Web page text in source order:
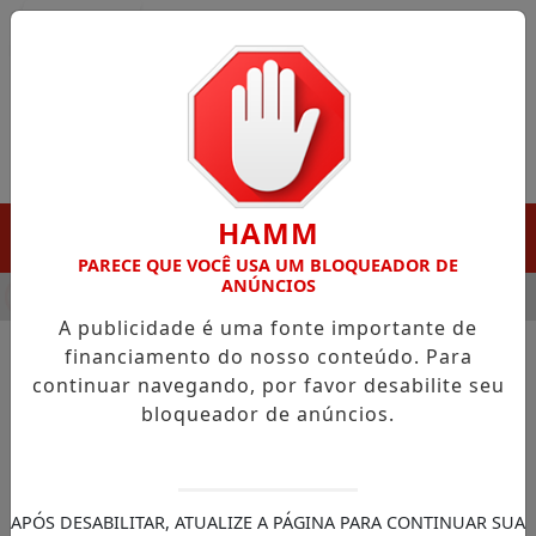
EM PORTO GRANDE COM ATUAÇÃO VOLTADA AO
NOTÍCIAS/GOVERNO DO AMAPÁ
Clécio apresenta ao
construção do maior centro
HAMM
PARECE QUE VOCÊ USA UM BLOQUEADOR DE
ANÚNCIOS
A publicidade é uma fonte importante de
financiamento do nosso conteúdo. Para
continuar navegando, por favor desabilite seu
bloqueador de anúncios.
APÓS DESABILITAR, ATUALIZE A PÁGINA PARA CONTINUAR SUA